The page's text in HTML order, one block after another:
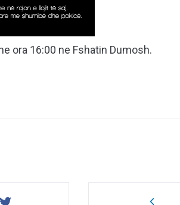
ora 16:00 ne Fshatin Dumosh.